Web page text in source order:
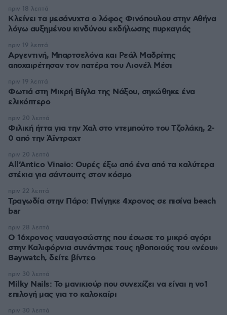
Κλείνει τα μεσάνυχτα ο λόφος Φινόπουλου στην Αθήνα
λόγω αυξημένου κινδύνου εκδήλωσης πυρκαγιάς
πριν 18 λεπτά
Αργεντινή, Μπαρτσελόνα και Ρεάλ Μαδρίτης
αποχαιρέτησαν τον πατέρα του Λιονέλ Μέσι
πριν 19 λεπτά
Φωτιά στη Μικρή Βίγλα της Νάξου, σηκώθηκε ένα
ελικόπτερο
πριν 19 λεπτά
Φιλική ήττα για την Χαλ στο ντεμπούτο του Τζολάκη, 2-
0 από την Άϊντραχτ
πριν 20 λεπτά
All’Antico Vinaio: Ουρές έξω από ένα από τα καλύτερα
στέκια για σάντουιτς στον κόσμο
πριν 20 λεπτά
Τραγωδία στην Πάρο: Πνίγηκε 4χρονος σε πισίνα beach
bar
πριν 22 λεπτά
Ο 16χρονος ναυαγοσώστης που έσωσε το μικρό αγόρι
στην Καλιφόρνια συνάντησε τους ηθοποιούς του «νέου»
Baywatch, δείτε βίντεο
πριν 28 λεπτά
Milky Nails: Το μανικιούρ που συνεχίζει να είναι η νο1
επιλογή μας για το καλοκαίρι
πριν 30 λεπτά
πριν 30 λεπτά